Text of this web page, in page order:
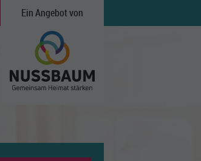
Ein Angebot von